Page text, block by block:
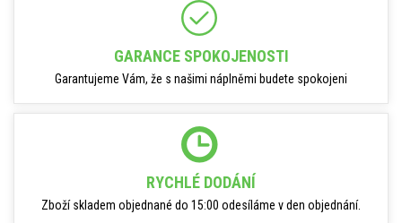
GARANCE SPOKOJENOSTI
Garantujeme Vám, že s našimi náplněmi budete spokojeni
RYCHLÉ DODÁNÍ
Zboží skladem objednané do 15:00 odesíláme v den objednání.